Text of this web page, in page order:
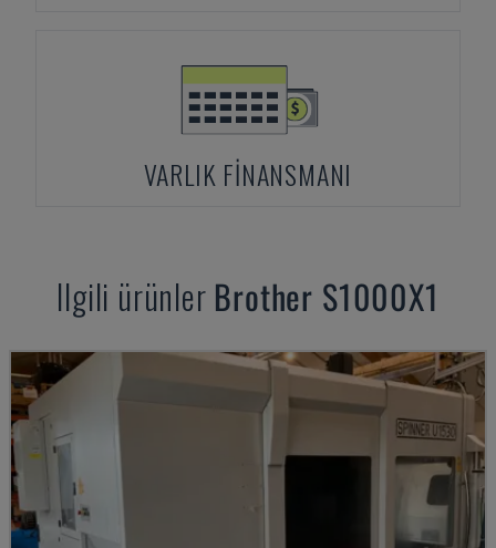
VARLIK FINANSMANI
Ilgili ürünler Brother S1000X1